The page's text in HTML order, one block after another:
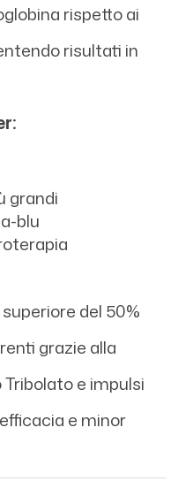
rispetto ai
risultati in
grandi
blu
del 50%
grazie alla
e impulsi
e minor